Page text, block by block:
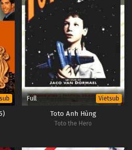
Full Vietsub
Toto Anh Hùng
Toto the Hero